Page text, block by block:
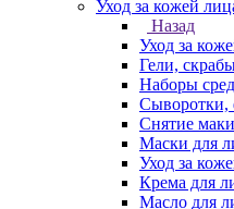
Уход за кожей
Назад
Уход за
Гели,
Наборы
Снятие
Маски для
Уход за
Крема для
Масло для